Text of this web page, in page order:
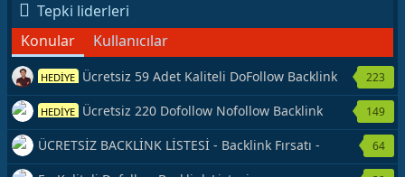
Tepki liderleri
Konular
Kullanıcılar
HEDİYE Ücretsiz 59 Adet Kaliteli DoFollow Backlink
Kaynağı Veriyorum.
223
HEDİYE Ücretsiz 220 Dofollow Nofollow Backlink
Veriyorum
149
ÜCRETSİZ BACKLİNK LİSTESİ - Backlink Fırsatı -
Hemen Yetiş!
64